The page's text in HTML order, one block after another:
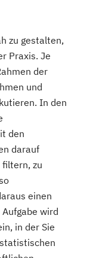
zu gestalten,
Praxis. Je
der
und
In den
den
darauf
zu
einen
wird
in der Sie